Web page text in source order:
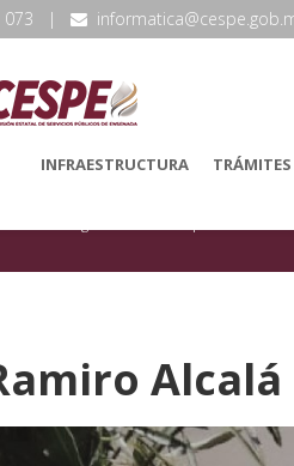
073 |
INFRAESTRUCTURA TRÁMITES
Alcalá